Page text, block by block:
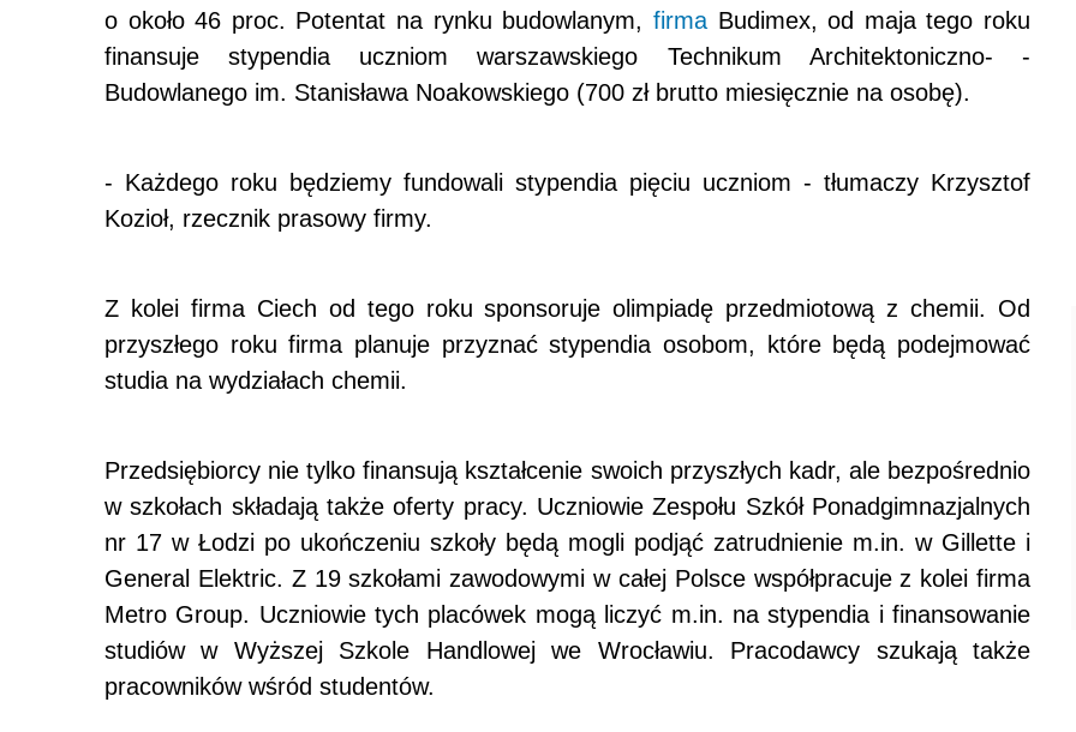
o około 46 proc. Potentat na rynku budowlanym, firmaBudimex, od maja tego roku
finansuje stypendia uczniom warszawskiego Technikum Architektoniczno- -
Budowlanego im. Stanisława Noakowskiego (700 zł brutto miesięcznie na osobę).
- Każdego roku będziemy fundowali stypendia pięciu uczniom - tłumaczy Krzysztof
Kozioł, rzecznik prasowy firmy.
Z kolei firma Ciech od tego roku sponsoruje olimpiadę przedmiotową z chemii. Od
przyszłego roku firma planuje przyznać stypendia osobom, które będą podejmować
studia na wydziałach chemii.
Przedsiębiorcy nie tylko finansują kształcenie swoich przyszłych kadr, ale bezpośrednio
w szkołach składają także oferty pracy. Uczniowie Zespołu Szkół Ponadgimnazjalnych
nr 17 w Łodzi po ukończeniu szkoły będą mogli podjąć zatrudnienie m.in. w Gillette i
General Elektric. Z 19 szkołami zawodowymi w całej Polsce współpracuje z kolei firma
Metro Group. Uczniowie tych placówek mogą liczyć m.in. na stypendia i finansowanie
studiów w Wyższej Szkole Handlowej we Wrocławiu. Pracodawcy szukają także
pracowników wśród studentów.